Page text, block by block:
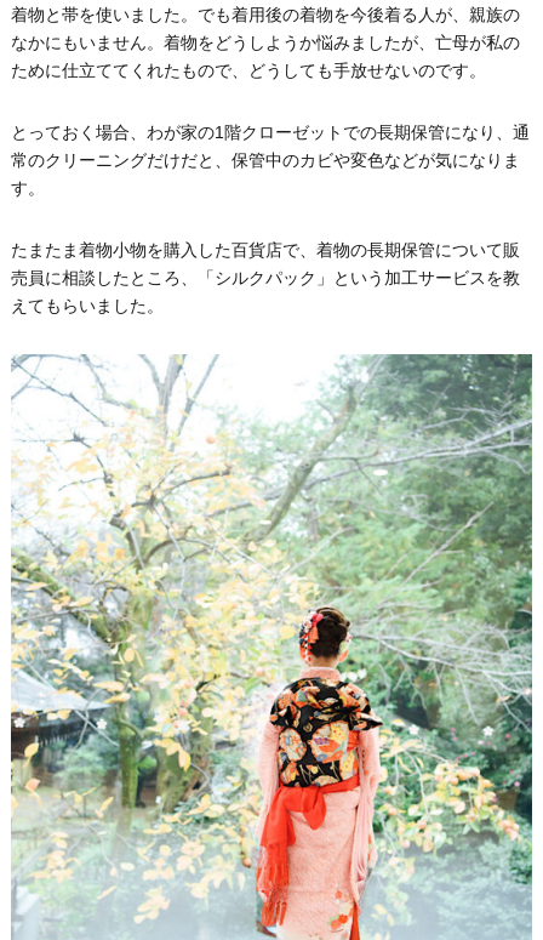
着物と帯を使いました。でも着用後の着物を今後着る人が、親族の
なかにもいません。着物をどうしようか悩みましたが、亡母が私の
ために仕立ててくれたもので、どうしても手放せないのです。
とっておく場合、わが家の1階クローゼットでの長期保管になり、通
常のクリーニングだけだと、保管中のカビや変色などが気になりま
す。
たまたま着物小物を購入した百貨店で、着物の長期保管について販
売員に相談したところ、「シルクパック」という加工サービスを教
えてもらいました。